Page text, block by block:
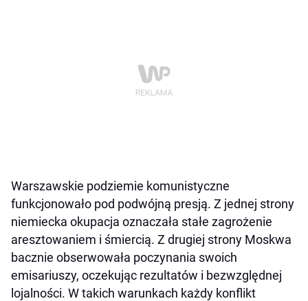
Warszawskie podziemie komunistyczne
funkcjonowało pod podwójną presją. Z jednej strony
niemiecka okupacja oznaczała stałe zagrożenie
aresztowaniem i śmiercią. Z drugiej strony Moskwa
bacznie obserwowała poczynania swoich
emisariuszy, oczekując rezultatów i bezwzględnej
lojalności. W takich warunkach każdy konflikt